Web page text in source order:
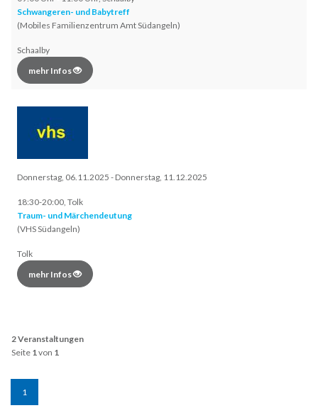
Schwangeren- und Babytreff
(Mobiles Familienzentrum Amt Südangeln)
Schaalby
mehr Infos
Donnerstag, 06.11.2025 - Donnerstag, 11.12.2025
18:30-20:00, Tolk
Traum- und Märchendeutung
(VHS Südangeln)
Tolk
mehr Infos
2 Veranstaltungen
Seite 1von 1
1